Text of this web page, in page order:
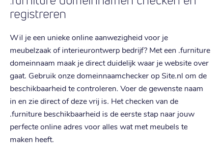
registreren
Wil je een unieke online aanwezigheid voor je
meubelzaak of interieurontwerp bedrijf? Met een .furniture
domeinnaam maak je direct duidelijk waar je website over
gaat. Gebruik onze domeinnaamchecker op Site.nl om de
beschikbaarheid te controleren. Voer de gewenste naam
in en zie direct of deze vrij is. Het checken van de
.furniture beschikbaarheid is de eerste stap naar jouw
perfecte online adres voor alles wat met meubels te
maken heeft.